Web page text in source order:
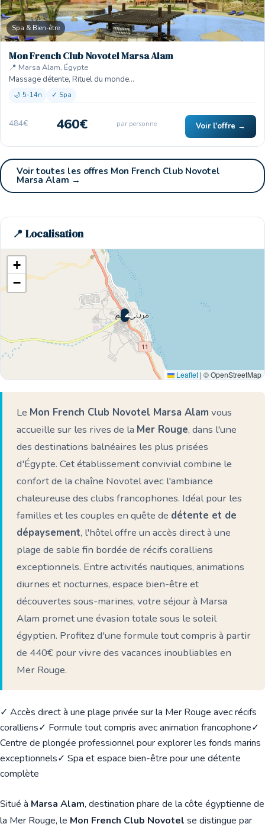
Spa & Bien-être
Mon French Club Novotel Marsa Alam
📍 Marsa Alam, Égypte
Massage détente, Rituel du monde…
🌙 5-14n ✓ Spa
484€ 460€ par personne Voir l'offre →
Voir toutes les offres Mon French Club Novotel
Marsa Alam →
📍 Localisation
🌊 Ici
+
−
Leaflet | © OpenStreetMap
Le Mon French Club Novotel Marsa Alam vous
accueille sur les rives de la Mer Rouge, dans l'une
des destinations balnéaires les plus prisées
d'Égypte. Cet établissement convivial combine le
confort de la chaîne Novotel avec l'ambiance
chaleureuse des clubs francophones. Idéal pour les
familles et les couples en quête de détente et de
dépaysement, l'hôtel offre un accès direct à une
plage de sable fin bordée de récifs coralliens
exceptionnels. Entre activités nautiques, animations
diurnes et nocturnes, espace bien-être et
découvertes sous-marines, votre séjour à Marsa
Alam promet une évasion totale sous le soleil
égyptien. Profitez d'une formule tout compris à partir
de 440€ pour vivre des vacances inoubliables en
Mer Rouge.
✓ Accès direct à une plage privée sur la Mer Rouge avec récifs
coralliens✓ Formule tout compris avec animation francophone✓
Centre de plongée professionnel pour explorer les fonds marins
exceptionnels✓ Spa et espace bien-être pour une détente
complète
Situé à Marsa Alam, destination phare de la côte égyptienne de
la Mer Rouge, le Mon French Club Novotel se distingue par